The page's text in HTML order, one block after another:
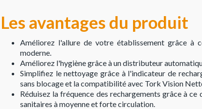
Les avantages du produit
Améliorez l'allure de votre établissement grâce à
moderne.
Améliorez l'hygiène grâce à un distributeur
Simplifiez le nettoyage grâce à l'indicateur de
sans blocage et la compatibilité avec Tork Vision
Réduisez la fréquence des rechargements grâce à
sanitaires à moyenne et forte circulation.